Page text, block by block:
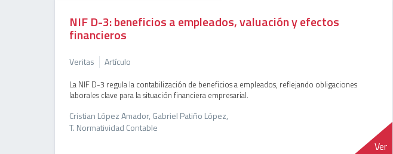
NIF D-3: beneficios a empleados, valuación y efectos
financieros
Veritas Artículo
La NIF D-3 regula la contabilización de beneficios a empleados, reflejando obligaciones
laborales clave para la situación financiera empresarial.
Cristian López Amador, Gabriel Patiño López,
T. Normatividad Contable
Ver